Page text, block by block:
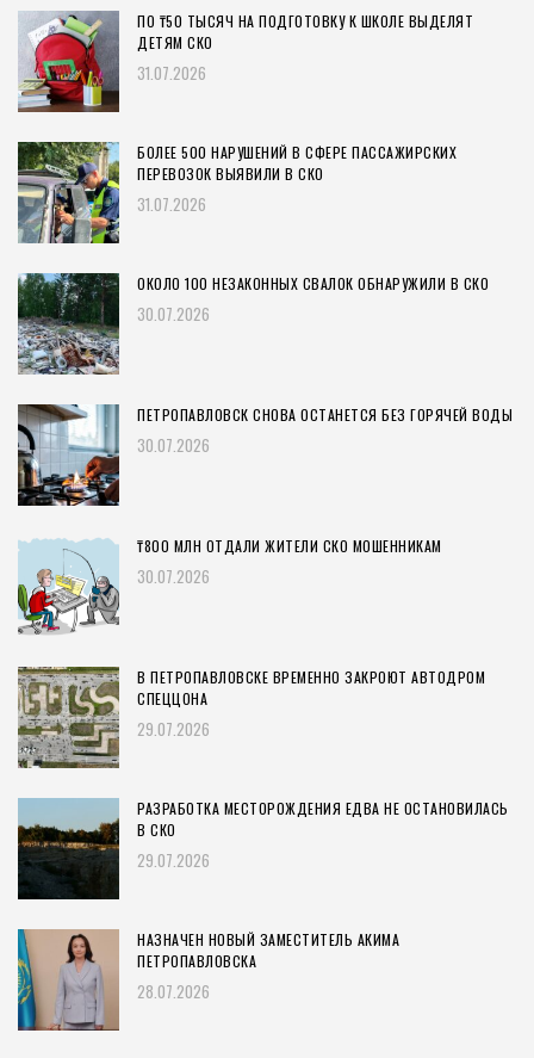
ПО ₸50 ТЫСЯЧ НА ПОДГОТОВКУ К ШКОЛЕ ВЫДЕЛЯТ
ДЕТЯМ СКО
31.07.2026
БОЛЕЕ 500 НАРУШЕНИЙ В СФЕРЕ ПАССАЖИРСКИХ
ПЕРЕВОЗОК ВЫЯВИЛИ В СКО
31.07.2026
ОКОЛО 100 НЕЗАКОННЫХ СВАЛОК ОБНАРУЖИЛИ В СКО
30.07.2026
ПЕТРОПАВЛОВСК СНОВА ОСТАНЕТСЯ БЕЗ ГОРЯЧЕЙ ВОДЫ
30.07.2026
₸800 МЛН ОТДАЛИ ЖИТЕЛИ СКО МОШЕННИКАМ
30.07.2026
В ПЕТРОПАВЛОВСКЕ ВРЕМЕННО ЗАКРОЮТ АВТОДРОМ
СПЕЦЦОНА
29.07.2026
РАЗРАБОТКА МЕСТОРОЖДЕНИЯ ЕДВА НЕ ОСТАНОВИЛАСЬ
В СКО
29.07.2026
НАЗНАЧЕН НОВЫЙ ЗАМЕСТИТЕЛЬ АКИМА
ПЕТРОПАВЛОВСКА
28.07.2026